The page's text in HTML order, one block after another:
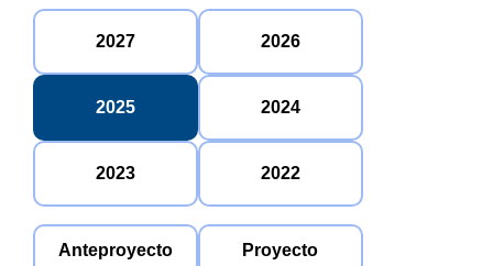
2027 2026
2025 2024
2023 2022
Anteproyecto Proyecto